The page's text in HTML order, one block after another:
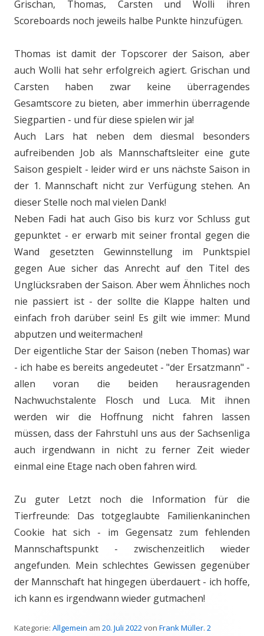
Grischan, Thomas, Carsten und Wolli ihren
Scoreboards noch jeweils halbe Punkte hinzufügen.
Thomas ist damit der Topscorer der Saison, aber
auch Wolli hat sehr erfolgreich agiert. Grischan und
Carsten haben zwar keine überragendes
Gesamtscore zu bieten, aber immerhin überragende
Siegpartien - und für diese spielen wir ja!
Auch Lars hat neben dem diesmal besonders
aufreibenden Job als Mannschaftsleiter eine gute
Saison gespielt - leider wird er uns nächste Saison in
der 1. Mannschaft nicht zur Verfügung stehen. An
dieser Stelle noch mal vielen Dank!
Neben Fadi hat auch Giso bis kurz vor Schluss gut
gepunktet - er erwarb mit seiner frontal gegen die
Wand gesetzten Gewinnstellung im Punktspiel
gegen Aue sicher das Anrecht auf den Titel des
Unglücksraben der Saison. Aber wem Ähnliches noch
nie passiert ist - der sollte die Klappe halten und
einfach froh darüber sein! Es gilt wie immer: Mund
abputzen und weitermachen!
Der eigentliche Star der Saison (neben Thomas) war
- ich habe es bereits angedeutet - "der Ersatzmann" -
allen voran die beiden herausragenden
Nachwuchstalente Flosch und Luca. Mit ihnen
werden wir die Hoffnung nicht fahren lassen
müssen, dass der Fahrstuhl uns aus der Sachsenliga
auch irgendwann in nicht zu ferner Zeit wieder
einmal eine Etage nach oben fahren wird.
Zu guter Letzt noch die Information für die
Tierfreunde: Das totgeglaubte Familienkaninchen
Cookie hat sich - im Gegensatz zum fehlenden
Mannschaftspunkt - zwischenzeitlich wieder
angefunden. Mein schlechtes Gewissen gegenüber
der Mannschaft hat hingegen überdauert - ich hoffe,
ich kann es irgendwann wieder gutmachen!
Kategorie: Allgemein am 20. Juli 2022von Frank Müller. 2